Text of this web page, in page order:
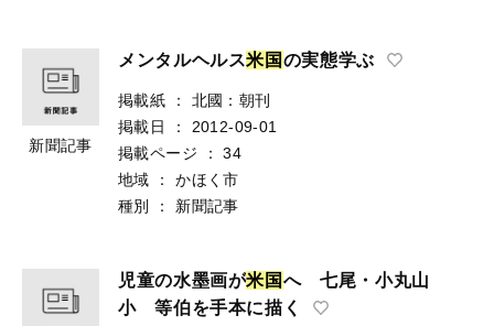
新聞記事
メンタルヘルス米 国の実態学ぶ
掲載紙 ：
北國：朝刊
掲載日
：
2012-09-01
掲載ページ
：
34
地域
：
かほく市
種別
： 新聞記事
児童の水墨画が米 国へ 七尾・小丸山
小 等伯を手本に描く